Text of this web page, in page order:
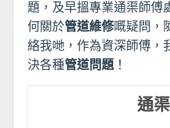
題，及早搵專業通渠師傅
何關於管道維修嘅疑問，
絡我哋，作為資深師傅，
決各種管道問題！
通渠